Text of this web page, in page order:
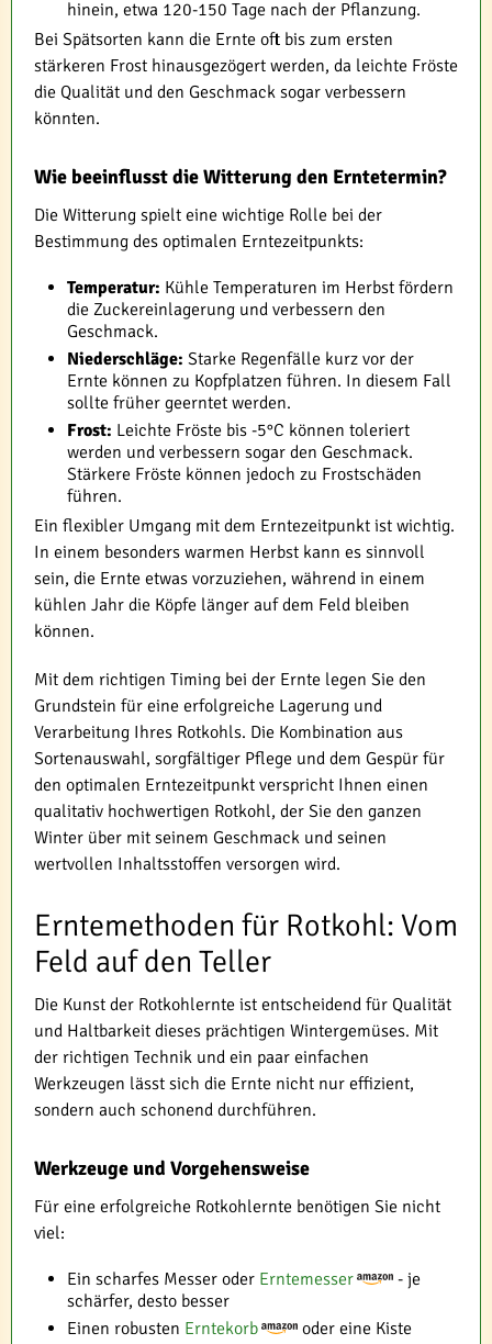
hinein, etwa 120-150 Tage nach der Pflanzung.
Bei Spätsorten kann die Ernte oft bis zum ersten
stärkeren Frost hinausgezögert werden, da leichte Fröste
die Qualität und den Geschmack sogar verbessern
könnten.
Wie beeinflusst die Witterung den Erntetermin?
Die Witterung spielt eine wichtige Rolle bei der
Bestimmung des optimalen Erntezeitpunkts:
Temperatur: Kühle Temperaturen im Herbst fördern
die Zuckereinlagerung und verbessern den
Geschmack.
Niederschläge: Starke Regenfälle kurz vor der
Ernte können zu Kopfplatzen führen. In diesem Fall
sollte früher geerntet werden.
Frost: Leichte Fröste bis -5°C können toleriert
werden und verbessern sogar den Geschmack.
Stärkere Fröste können jedoch zu Frostschäden
führen.
Ein flexibler Umgang mit dem Erntezeitpunkt ist wichtig.
In einem besonders warmen Herbst kann es sinnvoll
sein, die Ernte etwas vorzuziehen, während in einem
kühlen Jahr die Köpfe länger auf dem Feld bleiben
können.
Mit dem richtigen Timing bei der Ernte legen Sie den
Grundstein für eine erfolgreiche Lagerung und
Verarbeitung Ihres Rotkohls. Die Kombination aus
Sortenauswahl, sorgfältiger Pflege und dem Gespür für
den optimalen Erntezeitpunkt verspricht Ihnen einen
qualitativ hochwertigen Rotkohl, der Sie den ganzen
Winter über mit seinem Geschmack und seinen
wertvollen Inhaltsstoffen versorgen wird.
Erntemethoden für Rotkohl: Vom
Feld auf den Teller
Die Kunst der Rotkohlernte ist entscheidend für Qualität
und Haltbarkeit dieses prächtigen Wintergemüses. Mit
der richtigen Technik und ein paar einfachen
Werkzeugen lässt sich die Ernte nicht nur effizient,
sondern auch schonend durchführen.
Werkzeuge und Vorgehensweise
Für eine erfolgreiche Rotkohlernte benötigen Sie nicht
viel:
Ein scharfes Messer oder Erntemesser
- je
schärfer, desto besser
Einen robusten Erntekorb
oder eine Kiste